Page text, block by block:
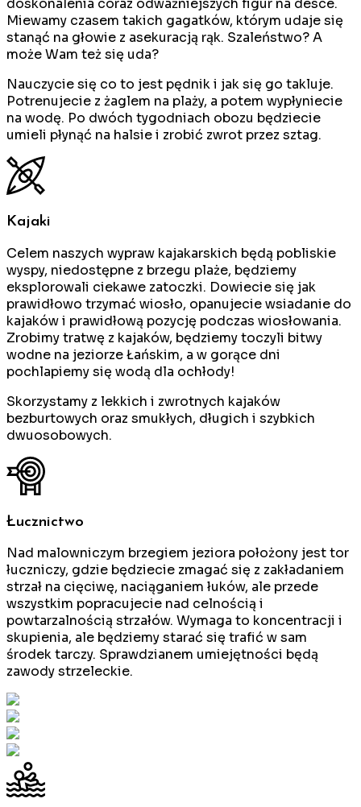
doskonalenia coraz odważniejszych figur na desce.
Miewamy czasem takich gagatków, którym udaje się
stanąć na głowie z asekuracją rąk. Szaleństwo? A
może Wam też się uda?
Nauczycie się co to jest pędnik i jak się go takluje.
Potrenujecie z żaglem na plaży, a potem wypłyniecie
na wodę. Po dwóch tygodniach obozu będziecie
umieli płynąć na halsie i zrobić zwrot przez sztag.
Kajaki
Celem naszych wypraw kajakarskich będą pobliskie
wyspy, niedostępne z brzegu plaże, będziemy
eksplorowali ciekawe zatoczki. Dowiecie się jak
prawidłowo trzymać wiosło, opanujecie wsiadanie do
kajaków i prawidłową pozycję podczas wiosłowania.
Zrobimy tratwę z kajaków, będziemy toczyli bitwy
wodne na jeziorze Łańskim, a w gorące dni
pochlapiemy się wodą dla ochłody!
Skorzystamy z lekkich i zwrotnych kajaków
bezburtowych oraz smukłych, długich i szybkich
dwuosobowych.
Łucznictwo
Nad malowniczym brzegiem jeziora położony jest tor
łuczniczy, gdzie będziecie zmagać się z zakładaniem
strzał na cięciwę, naciąganiem łuków, ale przede
wszystkim popracujecie nad celnością i
powtarzalnością strzałów. Wymaga to koncentracji i
skupienia, ale będziemy starać się trafić w sam
środek tarczy. Sprawdzianem umiejętności będą
zawody strzeleckie.